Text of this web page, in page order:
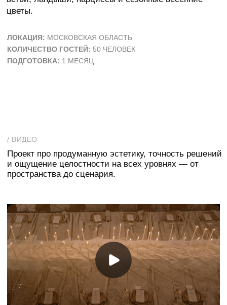
с центральным подиумом и рассадкой вокруг
Композиции интегрированы в пространство
и выстроены с точным чувством меры — акцент
на натуральность, ритм и выверенные детали.